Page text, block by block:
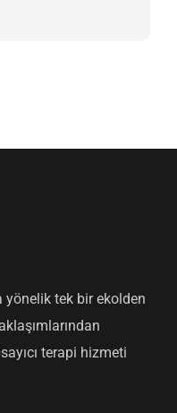
yönelik tek bir ekolden
terapi hizmeti